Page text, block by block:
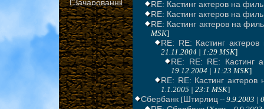
RE: Кастинг актеров на
RE: Кастинг актеров на
RE: Кастинг актеров на
MSK]
RE: RE: Кастинг
21.11.2004 | 1:29 MSK]
RE: RE: RE: Кастинг
19.12.2004 | 11:23 MSK]
RE: RE: Кастинг
1.1.2005 | 23:1 MSK]
Сбербанк [Штирлиц -- 9.9.2003 |